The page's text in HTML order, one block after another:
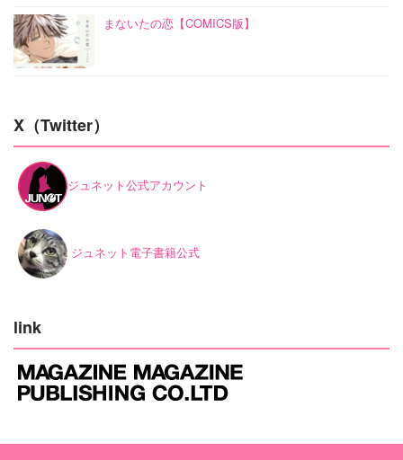
まないたの恋【COMICS版】
X（Twitter）
ジュネット公式アカウント
ジュネット電子書籍公式
link